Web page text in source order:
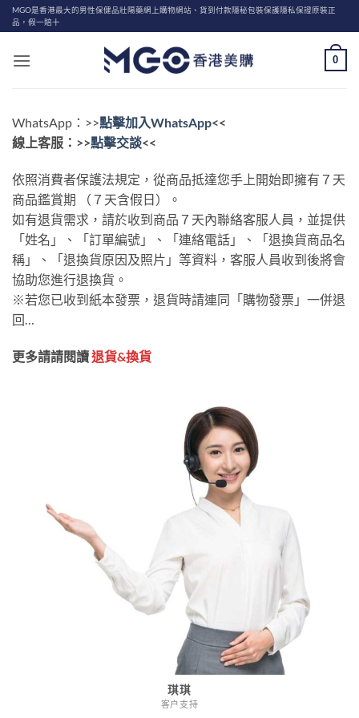
Skip
to
MGO是香港最大的男性保健品壯陽藥網上購物網站、貨到付款隱秘包裝保護隱私保證原裝正
品，假一賠十
0
WhatsApp：>>點擊加入​WhatsApp<<
線上客服：>>點擊交談<<
依照消費者保護法規定，從商品抵達您手上開始即擁有７天
商品鑑賞期 （７天含假日）。
如有退貨需求，請於收到商品７天內聯絡客服人員，並提供
「姓名」、「訂單編號」、「連絡電話」、「退換貨商品名
稱」、「退換貨原因及照片」等資料，客服人員收到後將會
協助您進行退換貨。
※若您已收到紙本發票，退貨時請連同「購物發票」一併退
回…
更多請請閱讀退貨&換貨
琪琪
客户支持